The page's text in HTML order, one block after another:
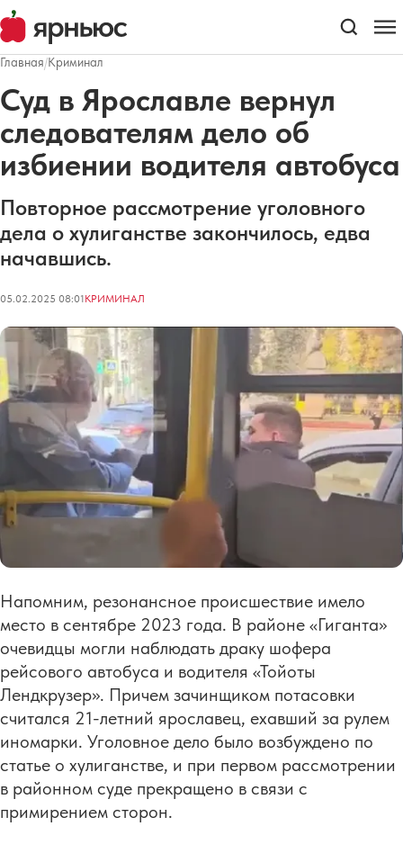
Главная/Криминал
Суд в Ярославле вернул
следователям дело об
избиении водителя автобуса
Повторное рассмотрение уголовного
дела о хулиганстве закончилось, едва
начавшись.
05.02.2025 08:01КРИМИНАЛ
Напомним, резонансное происшествие имело
место в сентябре 2023 года. В районе «Гиганта»
очевидцы могли наблюдать драку шофера
рейсового автобуса и водителя «Тойоты
Лендкрузер». Причем зачинщиком потасовки
считался 21-летний ярославец, ехавший за рулем
иномарки. Уголовное дело было возбуждено по
статье о хулиганстве, и при первом рассмотрении
в районном суде прекращено в связи с
примирением сторон.